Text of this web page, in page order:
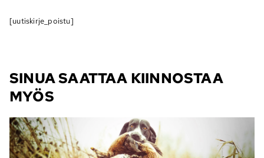
[uutiskirje_poistu]
SINUA SAATTAA KIINNOSTAA
MYÖS